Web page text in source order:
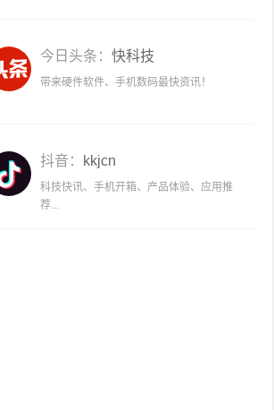
今日头条： 快科技
带来硬件软件、手机数码最快资讯！
抖音： kkjcn
科技快讯、手机开箱、产品体验、应用推
荐...